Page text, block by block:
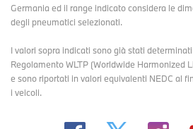
Germania ed il range indicato considera le
degli pneumatici selezionati.
I valori sopra indicati sono già stati
Regolamento WLTP (Worldwide Harmonized
e sono riportati in valori equivalenti NEDC al
i veicoli.